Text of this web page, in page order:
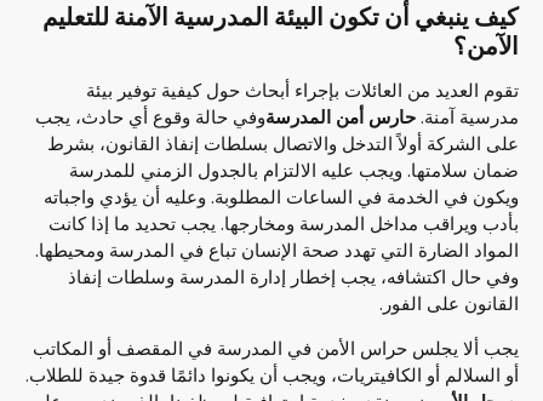
كيف ينبغي أن تكون البيئة المدرسية الآمنة للتعليم
الآمن؟
تقوم العديد من العائلات بإجراء أبحاث حول كيفية توفير بيئة
مدرسية آمنة. حارس أمن المدرسةوفي حالة وقوع أي حادث، يجب
على الشركة أولاً التدخل والاتصال بسلطات إنفاذ القانون، بشرط
ضمان سلامتها. ويجب عليه الالتزام بالجدول الزمني للمدرسة
ويكون في الخدمة في الساعات المطلوبة. وعليه أن يؤدي واجباته
بأدب ويراقب مداخل المدرسة ومخارجها. يجب تحديد ما إذا كانت
المواد الضارة التي تهدد صحة الإنسان تباع في المدرسة ومحيطها.
وفي حال اكتشافه، يجب إخطار إدارة المدرسة وسلطات إنفاذ
القانون على الفور.
يجب ألا يجلس حراس الأمن في المدرسة في المقصف أو المكاتب
أو السلالم أو الكافيتريات، ويجب أن يكونوا دائمًا قدوة جيدة للطلاب.